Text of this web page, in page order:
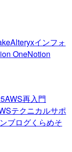
Alteryxインフォ
OneNotion
AWS再入門
テクニカルサポ
ブログくらめそ